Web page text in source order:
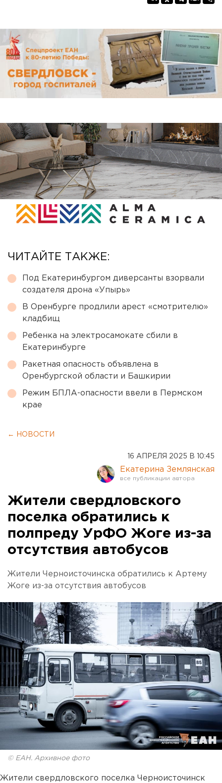
ЧИТАЙТЕ ТАКЖЕ:
Под Екатеринбургом диверсанты взорвали
создателя дрона «Упырь»
В Оренбурге продлили арест «смотрителю»
кладбищ
Ребенка на электросамокате сбили в
Екатеринбурге
Ракетная опасность объявлена в
Оренбургской области и Башкирии
Режим БПЛА-опасности ввели в Пермском
крае
← НОВОСТИ
16 АПРЕЛЯ 2025 В 10:45
Екатерина Землянская
Жители свердловского
поселка обратились к
полпреду УрФО Жоге из-за
отсутствия автобусов
Жители Черноисточинска обратились к Артему
Жоге из-за отсутствия автобусов
© ЕАН. Архивное фото
Жители свердловского поселка Черноисточинск